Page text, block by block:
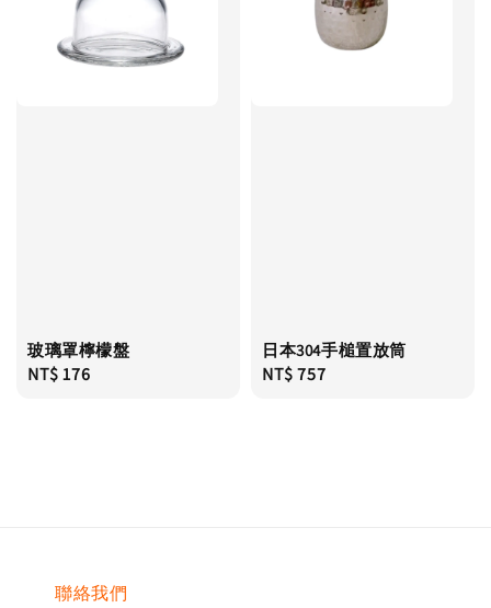
玻璃罩檸檬盤
Regular
NT$ 176
日本304手槌置放筒
Regular
NT$ 757
聯絡我們